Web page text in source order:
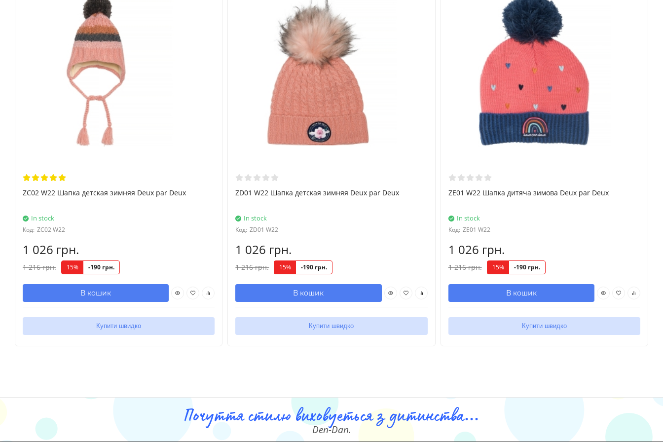
ZC02 W22 Шапка детская зимняя Deux par Deux
In stock
Код: ZC02 W22
1 026 грн.
1 216 грн. 15% -190 грн.
В кошик
Купити швидко
ZD01 W22 Шапка детская зимняя Deux par Deux
In stock
Код: ZD01 W22
1 026 грн.
1 216 грн. 15% -190 грн.
В кошик
Купити швидко
ZE01 W22 Шапка дитяча зимова Deux par Deux
In stock
Код: ZE01 W22
1 026 грн.
1 216 грн. 15% -190 грн.
В кошик
Купити швидко
Почуття стилю виховуеться з дитинства...
Den-Dan.